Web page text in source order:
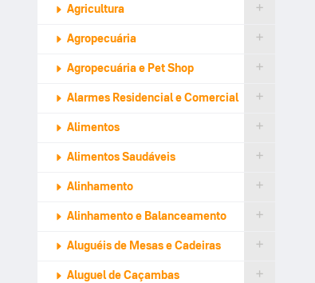
Agricultura
Agropecuária
Agropecuária e Pet Shop
Alarmes Residencial e Comercial
Alimentos
Alimentos Saudáveis
Alinhamento
Alinhamento e Balanceamento
Aluguéis de Mesas e Cadeiras
Aluguel de Caçambas